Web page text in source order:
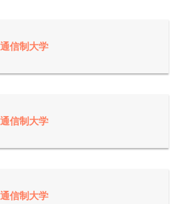
信制大学
信制大学
信制大学